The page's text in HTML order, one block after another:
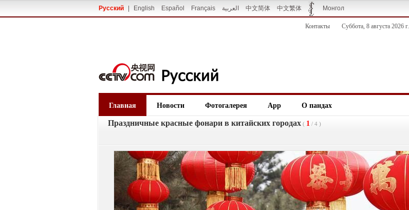
Русский English Español Français العربية 中文简体 中文繁体 Монгол
Контакты Суббота, 8 августа 2026 г.
Главная Новости Фотогалерея App О пандах
Праздничные красные фонари в китайских городах ( 1 / 4 )